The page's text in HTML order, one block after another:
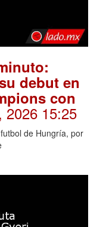
debut en
con
2026 15:25
de Hungría, por